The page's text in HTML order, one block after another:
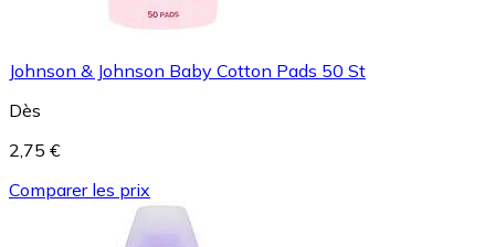
Johnson & Johnson Baby Cotton Pads 50 St
Dès
2,75 €
Comparer les prix